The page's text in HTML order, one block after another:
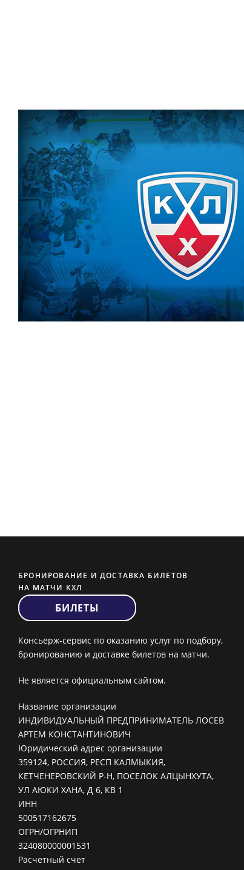
БРОНИРОВАНИЕ И ДОСТАВКА БИЛЕТОВ
НА МАТЧИ КХЛ
БИЛЕТЫ
Консьерж-сервис по оказанию услуг по подбору,
бронированию и доставке билетов на матчи.
Не является официальным сайтом.
Название организации
ИНДИВИДУАЛЬНЫЙ ПРЕДПРИНИМАТЕЛЬ ЛОСЕВ
АРТЕМ КОНСТАНТИНОВИЧ
Юридический адрес организации
359124, РОССИЯ, РЕСП КАЛМЫКИЯ,
КЕТЧЕНЕРОВСКИЙ Р-Н, ПОСЕЛОК АЛЦЫНХУТА,
УЛ АЮКИ ХАНА, Д 6, КВ 1
ИНН
500517162675
ОГРН/ОГРНИП
324080000001531
Расчетный счет